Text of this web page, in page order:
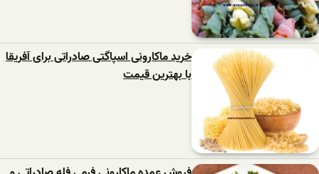
خرید ماکارونی اسپاگتی صادراتی برای آفریقا
با بهترین قیمت